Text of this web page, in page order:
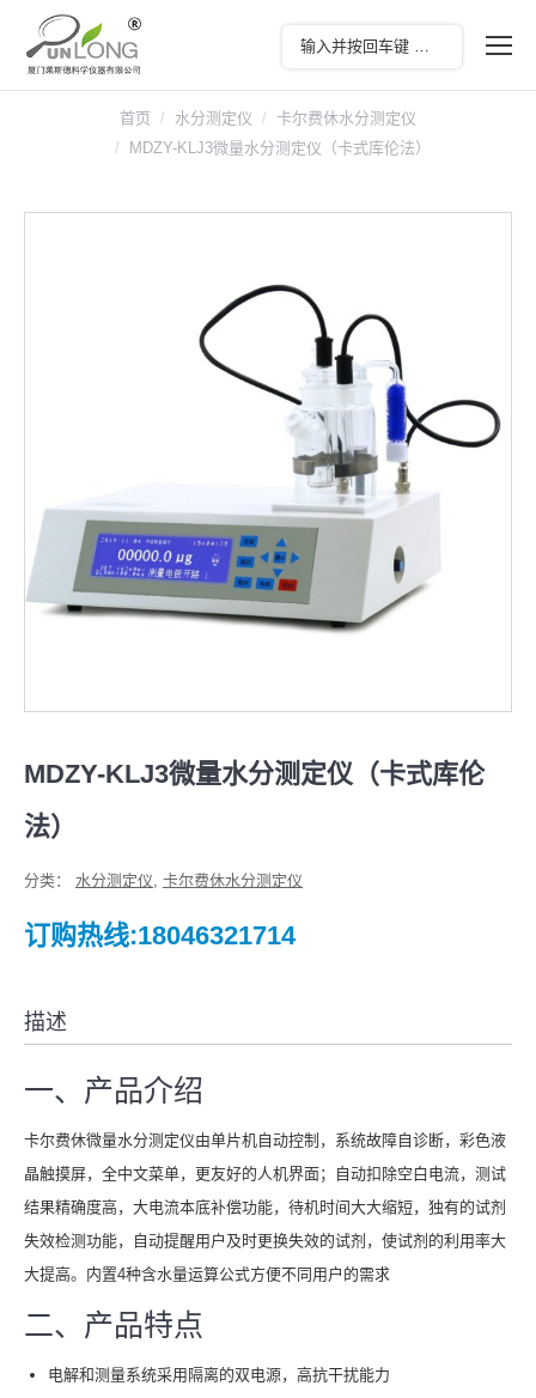
首页 水分测定仪
卡尔费休水分测定仪
MDZY-KLJ3微量水分测定仪（卡式库伦法）
MDZY-KLJ3微量水分测定仪（卡式库伦
法）
分类： 水分测定仪, 卡尔费休水分测定仪
订购热线:18046321714
描述
一、产品介绍
卡尔费休微量水分测定仪由单片机自动控制，系统故障自诊断，彩色液
晶触摸屏，全中文菜单，更友好的人机界面；自动扣除空白电流，测试
结果精确度高，大电流本底补偿功能，待机时间大大缩短，独有的试剂
失效检测功能，自动提醒用户及时更换失效的试剂，使试剂的利用率大
大提高。内置4种含水量运算公式方便不同用户的需求
二、产品特点
电解和测量系统采用隔离的双电源，高抗干扰能力